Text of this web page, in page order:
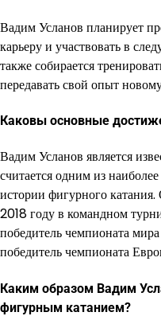
Вадим Усланов планирует
карьеру и участвовать в
также собирается
передавать свой опыт
Каковы основные
Вадим Усланов является
считается одним из
истории фигурного
2018 году в командном
победитель чемпионата
победитель чемпионата
Каким образом Вадим
фигурным катанием?